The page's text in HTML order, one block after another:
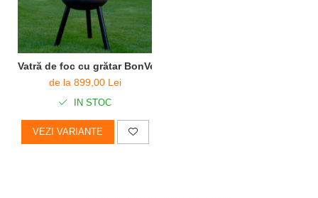
Vatră de foc cu grătar BonVes
de la 899,00 Lei
IN STOC
VEZI VARIANTE